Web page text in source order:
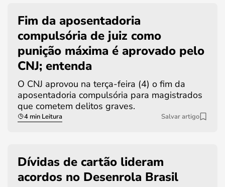
Fim da aposentadoria
compulsória de juiz como
punição máxima é aprovado pelo
CNJ; entenda
O CNJ aprovou na terça-feira (4) o fim da
aposentadoria compulsória para magistrados
que cometem delitos graves.
4 min Leitura Salvar artigo
Dívidas de cartão lideram
acordos no Desenrola Brasil